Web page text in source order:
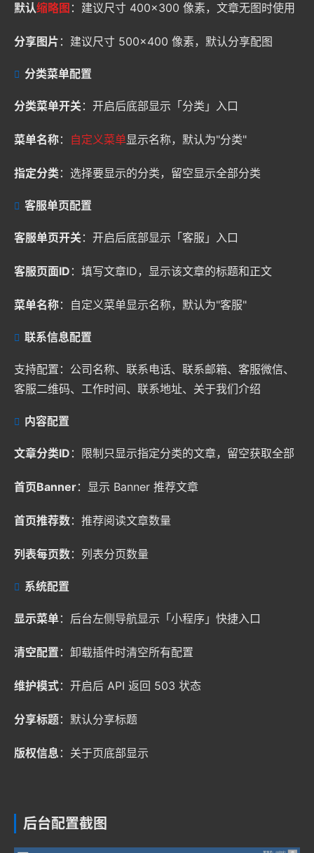
默认缩略图 ：建议尺寸 400×300 像素，文章无图时使用
分享图片 ：建议尺寸 500×400 像素，默认分享配图
分类菜单配置
分类菜单开关 ：开启后底部显示「分类」入口
菜单名称： 自定义菜单显示名称，默认为"分类"
指定分类：选择要显示的分类，留空显示全部分类
客服单页配置
客服单页开关 ：开启后底部显示「客服」入口
客服页面ID ：填写文章ID，显示该文章的标题和正文
菜单名称：自定义菜单显示名称，默认为"客服"
联系信息配置
支持配置：公司名称、联系电话、联系邮箱、客服微信、
客服二维码、工作时间、联系地址、关于我们介绍
内容配置
文章分类ID ：限制只显示指定分类的文章，留空获取全部
首页Banner：显示 Banner 推荐文章
首页推荐数：推荐阅读文章数量
列表每页数：列表分页数量
系统配置
显示菜单：后台左侧导航显示「小程序」快捷入口
清空配置 ：卸载插件时清空所有配置
维护模式：开启后 API 返回 503 状态
分享标题：默认分享标题
版权信息 ：关于页底部显示
后台配置截图